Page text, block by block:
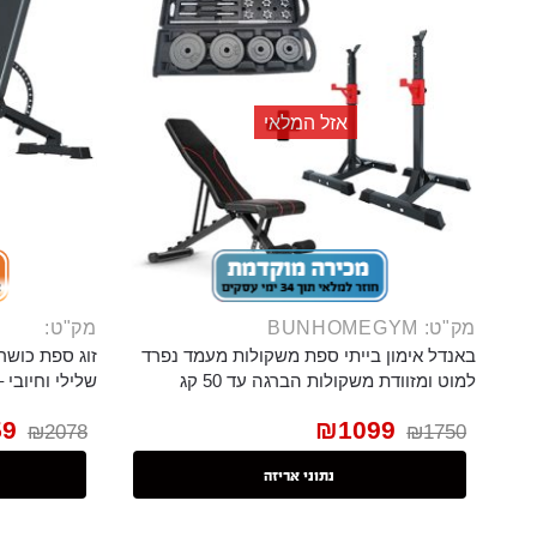
אזל המלאי
מק"ט: BUNHOMEGYM
באנדל אימון בייתי ספת משקולות מעמד נפרד
למוט ומזוודת משקולות הברגה עד 50 קג
₪1750
₪1099
נתוני אריזה
מק"ט:
זוג ספת
שלילי
₪2078